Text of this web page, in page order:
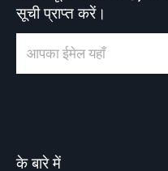
सूची प्राप्त करें।
के बारे में